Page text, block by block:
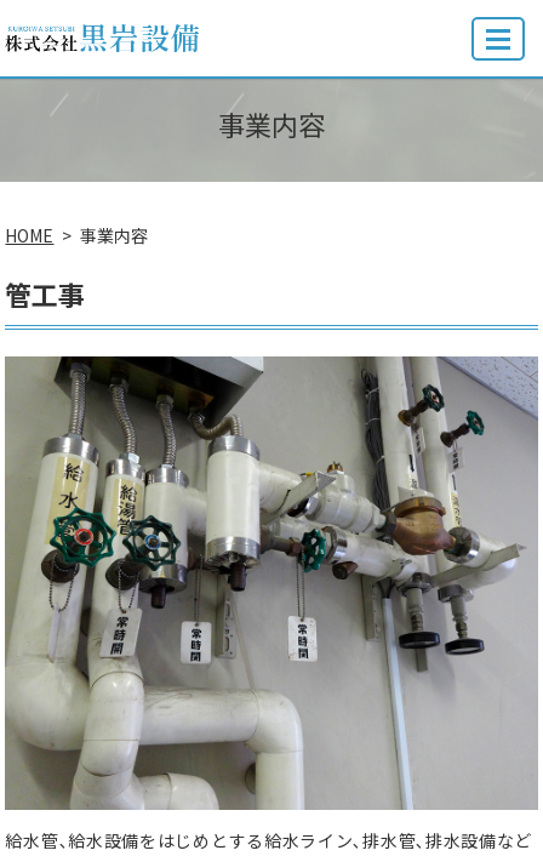
MENU
事業内容
HOME 事業内容
管工事
給水管､給水設備をはじめとする給水ライン､排水管､排水設備など